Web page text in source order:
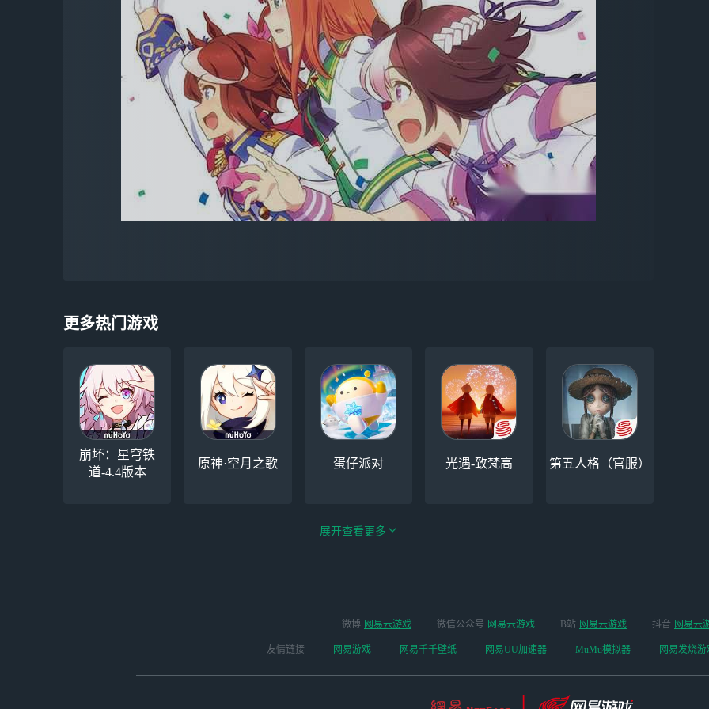
更多热门游戏
崩坏：星穹铁
道-4.4版本
原神·空月之歌 蛋仔派对 光遇-致梵高 第五人格（官服）
逆水寒手游（全新
版本开启 ）
云手机 阴阳师
展开查看更多
微博 网易云游戏 微信公众号 网易云游戏 B站 网易云游戏 抖音 网易云
友情链接 网易游戏 网易千千壁纸 网易UU加速器 MuMu模拟器 网易发烧游